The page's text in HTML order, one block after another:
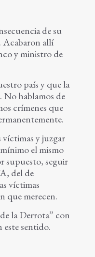
de su
Acabaron allí
y ministro de
país y que la
No hablamos de
crímenes que
y juzgar
el mismo
supuesto, seguir
del de
víctimas
que merecen.
la Derrota” con
sentido.